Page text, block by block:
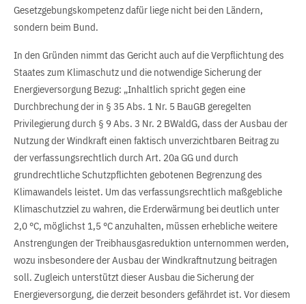
Gesetzgebungskompetenz dafür liege nicht bei den Ländern,
sondern beim Bund.
In den Gründen nimmt das Gericht auch auf die Verpflichtung des
Staates zum Klimaschutz und die notwendige Sicherung der
Energieversorgung Bezug: „Inhaltlich spricht gegen eine
Durchbrechung der in § 35 Abs. 1 Nr. 5 BauGB geregelten
Privilegierung durch § 9 Abs. 3 Nr. 2 BWaldG, dass der Ausbau der
Nutzung der Windkraft einen faktisch unverzichtbaren Beitrag zu
der verfassungsrechtlich durch Art. 20a GG und durch
grundrechtliche Schutzpflichten gebotenen Begrenzung des
Klimawandels leistet. Um das verfassungsrechtlich maßgebliche
Klimaschutzziel zu wahren, die Erderwärmung bei deutlich unter
2,0 °C, möglichst 1,5 °C anzuhalten, müssen erhebliche weitere
Anstrengungen der Treibhausgasreduktion unternommen werden,
wozu insbesondere der Ausbau der Windkraftnutzung beitragen
soll. Zugleich unterstützt dieser Ausbau die Sicherung der
Energieversorgung, die derzeit besonders gefährdet ist. Vor diesem